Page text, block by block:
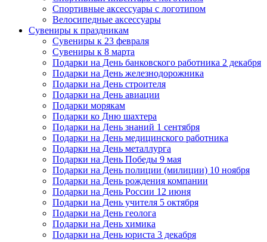
Спортивные аксессуары с логотипом
Велосипедные аксессуары
Сувениры к праздникам
Сувениры к 23 февраля
Сувениры к 8 марта
Подарки на День банковского работника 2 декабря
Подарки на День железнодорожника
Подарки на День строителя
Подарки на День авиации
Подарки морякам
Подарки ко Дню шахтера
Подарки на День знаний 1 сентября
Подарки на День медицинского работника
Подарки на День металлурга
Подарки на День Победы 9 мая
Подарки на День полиции (милиции) 10 ноября
Подарки на День рождения компании
Подарки на День России 12 июня
Подарки на День учителя 5 октября
Подарки на День геолога
Подарки на День химика
Подарки на День юриста 3 декабря